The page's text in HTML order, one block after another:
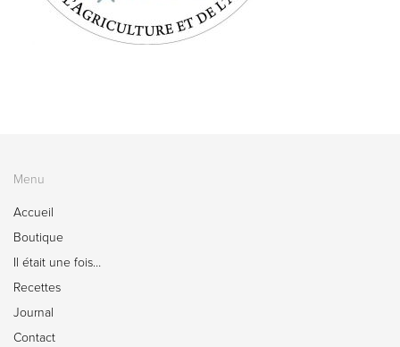
Menu
Accueil
Boutique
Il était une fois…
Recettes
Journal
Contact